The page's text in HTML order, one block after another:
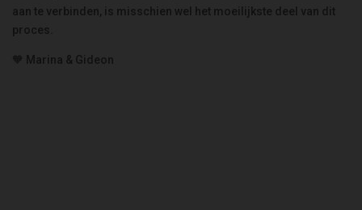
aan te verbinden, is misschien wel het moeilijkste deel van dit
proces.
🧡 Marina & Gideon